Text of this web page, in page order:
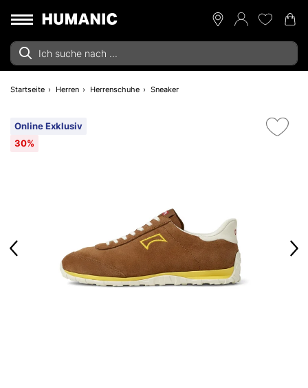
Startseite Herren Herrenschuhe Sneaker
Online Exklusiv
30%